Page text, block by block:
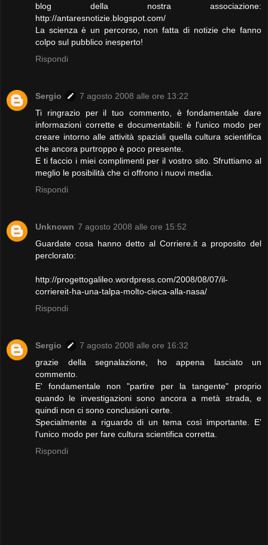
blog della nostra associazione:
http://antaresnotizie.blogspot.com/
La scienza è un percorso, non fatta di notizie che fanno
colpo sul pubblico inesperto!
Rispondi
Sergio
7 agosto 2008 alle ore 13:22
Ti ringrazio per il tuo commento, è fondamentale dare
informazioni corrette e documentabili: è l'unico modo per
creare intorno alle attività spaziali quella cultura scientifica
che ancora purtroppo è poco presente.
E ti faccio i miei complimenti per il vostro sito. Sfruttiamo al
meglio le posibilità che ci offrono i nuovi media.
Rispondi
Unknown 7 agosto 2008 alle ore 15:52
Guardate cosa hanno detto al Corriere.it a proposito del
perclorato:
http://progettogalileo.wordpress.com/2008/08/07/il-
corriereit-ha-una-talpa-molto-cieca-alla-nasa/
Rispondi
Sergio
7 agosto 2008 alle ore 16:32
grazie della segnalazione, ho appena lasciato un
commento.
E' fondamentale non "partire per la tangente" proprio
quando le investigazioni sono ancora a metà strada, e
quindi non ci sono conclusioni certe.
Specialmente a riguardo di un tema così importante. E'
l'unico modo per fare cultura scientifica corretta.
Rispondi